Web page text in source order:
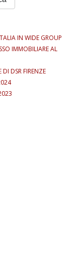
IN WIDE GROUP
IMMOBILIARE AL
DSR FIRENZE